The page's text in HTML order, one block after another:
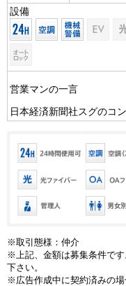
設備
営業マンの一言
日本経済新聞社スグのコ
※取引態様：仲介
※上記、金額は募集条件で
下さい。
※広告作成中に契約済みの場